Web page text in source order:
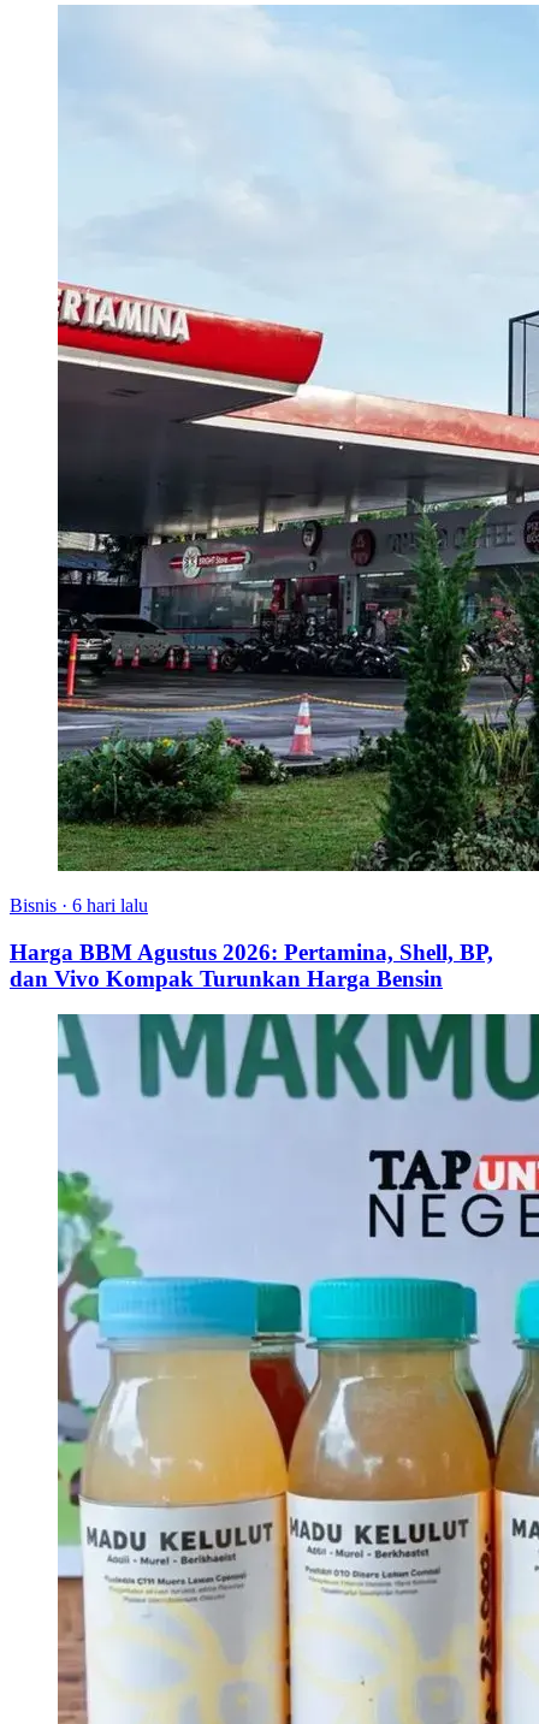
Bisnis · 6 hari lalu
Harga BBM Agustus 2026: Pertamina, Shell, BP,
dan Vivo Kompak Turunkan Harga Bensin